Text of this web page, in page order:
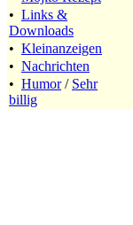
• Links &
Downloads
• Kleinanzeigen
• Nachrichten
• Humor/ Sehr
billig